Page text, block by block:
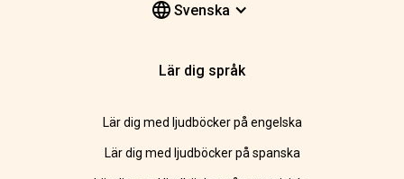
Svenska
Lär dig språk
Lär dig med ljudböcker på engelska
Lär dig med ljudböcker på spanska